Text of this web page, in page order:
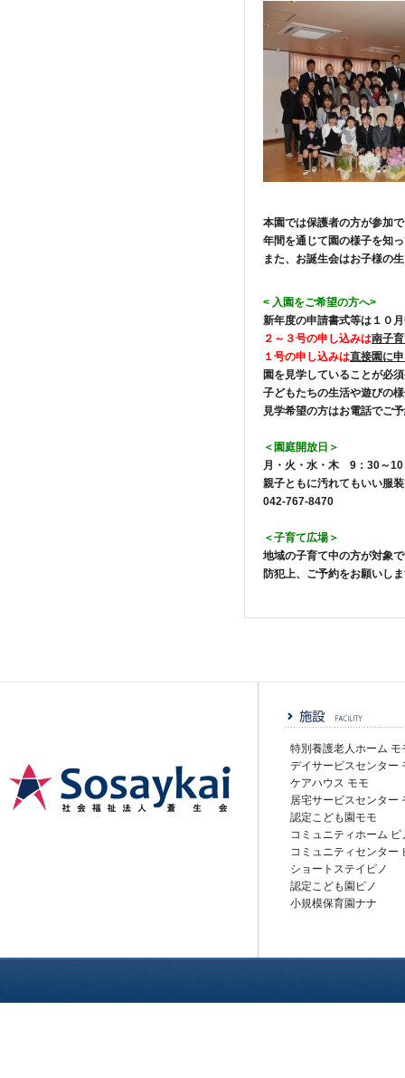
本園では保護者の方が参加
年間を通じて園の様子を知
また、お誕生会はお子様の
< 入園をご希望の方へ>
新年度の申請書式等は１０
２～３号の申し込みは南子
１号の申し込みは直接園に
園を見学していることが必
子どもたちの生活や遊びの
見学希望の方はお電話でご
＜園庭開放日＞
月・火・水・木 9 ： 30～10
親子ともに汚れてもいい服
042-767-8470
＜子育て広場＞
地域の子育て中の方が対象
防犯上、ご予約をお願いし
特別養護老人ホーム モ
デイサービスセンター
ケアハウス モモ
居宅サービスセンター
認定こども園モモ
コミュニティホーム ピ
コミュニティセンター
ショートステイピノ
認定こども園ピノ
小規模保育園ナナ